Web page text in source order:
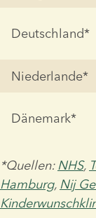
Deutschland*
Niederlande*
Dänemark*
*Quellen: NHS,
Hamburg, Nij